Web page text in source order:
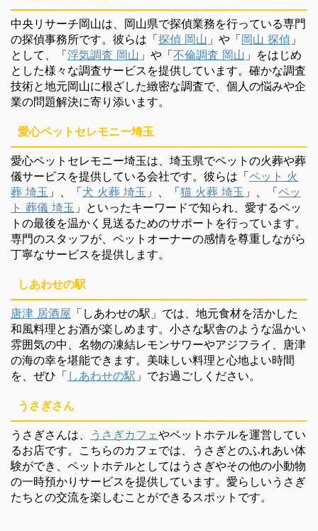
中央リサーチ岡山は、岡山県で探偵業務を行っている専門
の探偵事務所です。彼らは「探偵 岡山 」や「岡山 探偵 」
として、「浮気調査 岡山 」や「不倫調査 岡山 」をはじめ
とした様々な調査サービスを提供しています。確かな調査
技術と地元岡山に根ざした緻密な調査で、個人の悩みや企
業の問題解決に寄り添います。
愛心ペットセレモニー埼玉
愛心ペットセレモニー埼玉は、埼玉県でペットの火葬や葬
儀サービスを提供している会社です。彼らは「ペット 火
葬 埼玉 」、「犬 火葬 埼玉 」、「猫 火葬 埼玉 」、「ペッ
ト 葬儀 埼玉 」といったキーワードで知られ、愛するペッ
トの最後を温かく見送るためのサポートを行っています。
専門のスタッフが、ペットオーナーの感情を尊重しながら
丁寧なサービスを提供します。
しあわせの駅
唐津 居酒屋 「しあわせの駅」では、地元食材を活かした
和風料理とお酒が楽しめます。小さな駅舎のような温かい
雰囲気の中、名物の凍結レモンサワーやアジフライ、唐津
の海の幸を堪能できます。美味しい料理と心地よい時間
を、ぜひ「 しあわせの駅 」でお過ごしください。
うさぎさん
うさぎさんは、 うさぎカフェやペットホテルを運営してい
るお店です。こちらのカフェでは、うさぎとのふれあい体
験ができ、ペットホテルとしてはうさぎやその他の小動物
の一時預かりサービスを提供しています。愛らしいうさぎ
たちとの交流を楽しむことができるスポットです。